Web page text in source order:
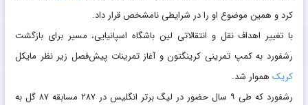
کرد و همین موضوع او را در شرایطی نامشخص قرار داد.
با تغییر اهداف نقل‌ و انتقالاتی لین باشگاه اسپانیایی، مسیر برای بازگشت
رشفورد به کمپ تمرینی کرینگتون و آغاز تمرینات پیش‌فصل زیر نظر مایکل
کریک هموار شد.
رشفورد که طی ۹ سال حضور در لیگ برتر انگلیس در ۲۸۷ مسابقه ۸۷ گل به